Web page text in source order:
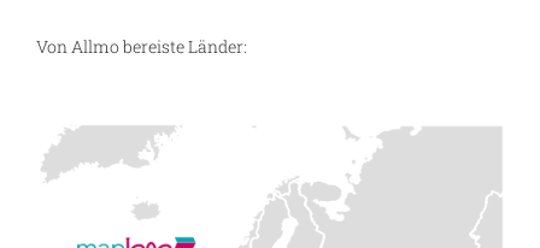
Von Allmo bereiste Länder: